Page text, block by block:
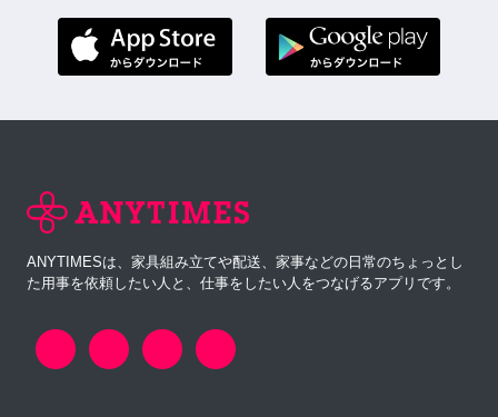
ANYTIMESは、家具組み立てや配送、家事などの日常のちょっとし
た用事を依頼したい人と、仕事をしたい人をつなげるアプリです。